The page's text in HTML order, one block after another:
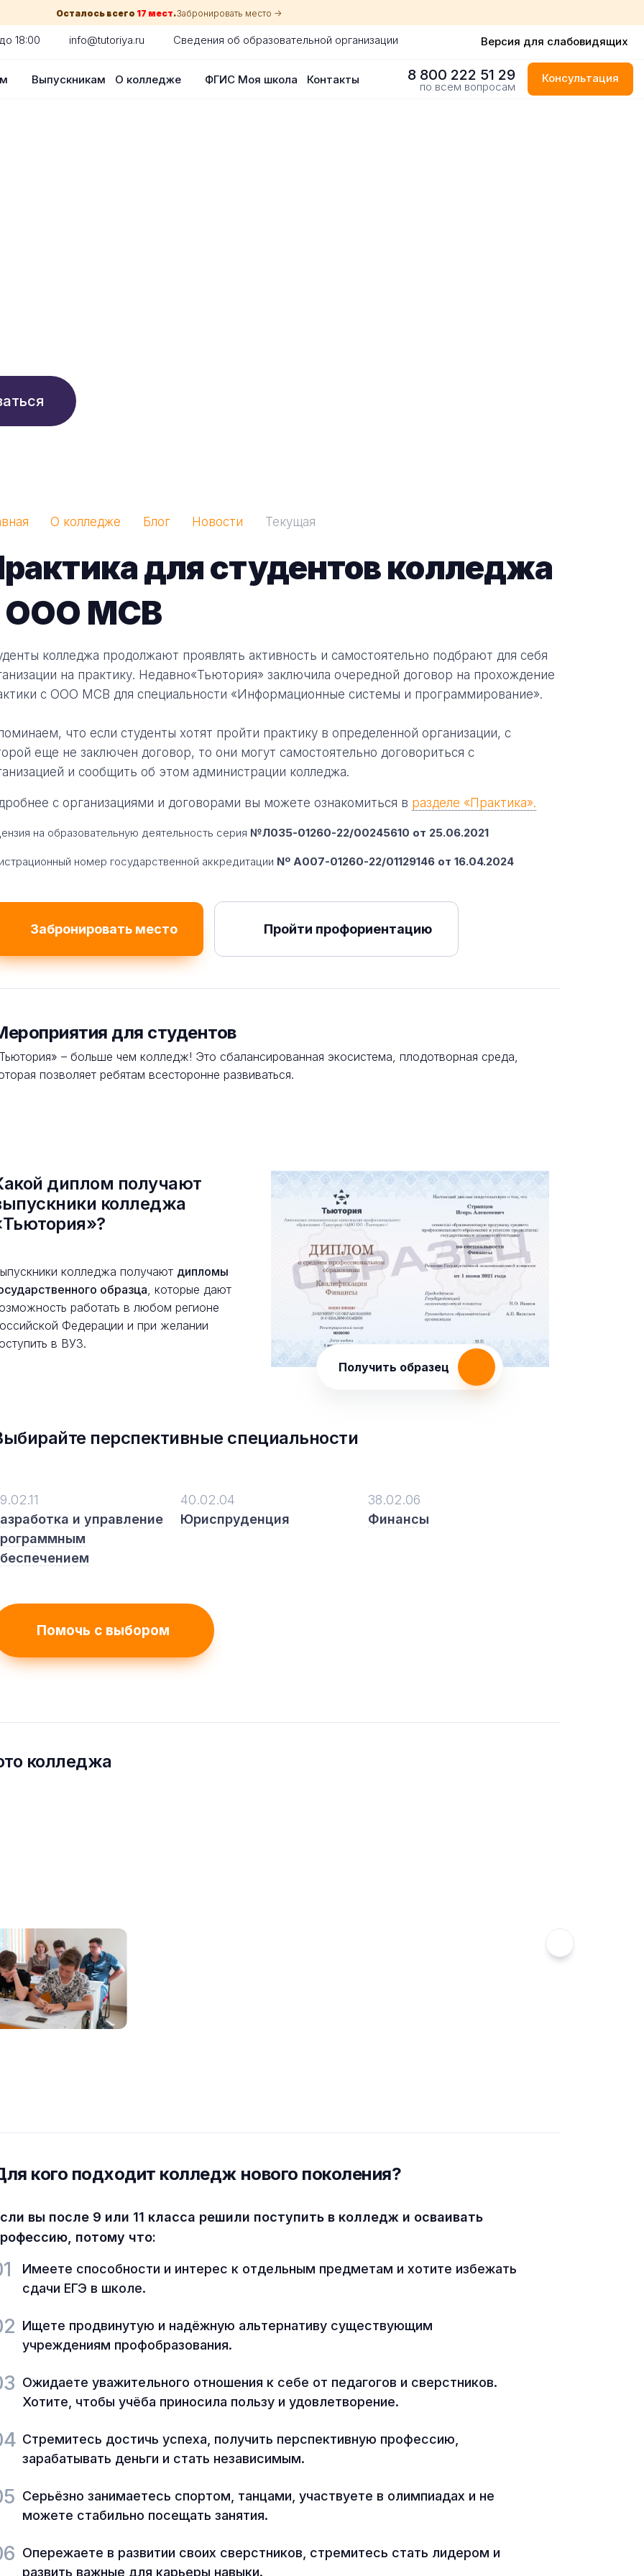
Осталось всего 17 мест.Забронировать место ->
18:00 info@tutoriya.ru Сведения об образовательной организации Версия для слабовидящих
Выпускникам О колледже ФГИС Моя школа Контакты 8 800 222 51 29
по всем вопросам
Консультация
О колледже Блог Новости Текущая
для студентов колледжа
ООО МСВ
колледжа продолжают проявлять активность и самостоятельно подбрают для себя
на практику. Недавно«Тьютория» заключила очередной договор на прохождение
с ООО МСВ для специальности «Информационные системы и программирование».
что если студенты хотят пройти практику в определенной организации, с
еще не заключен договор, то они могут самостоятельно договориться с
и сообщить об этом администрации колледжа.
с организациями и договорами вы можете ознакомиться в разделе «Практика».
на образовательную деятельность серия №Л035-01260-22/00245610 от 25.06.2021
номер государственной аккредитации Nº A007-01260-22/01129146 от 16.04.2024
Забронировать место Пройти профориентацию
для студентов
– больше чем колледж! Это сбалансированная экосистема, плодотворная среда,
позволяет ребятам всесторонне развиваться.
диплом получают
колледжа
колледжа получают дипломы
образца , которые дают
работать в любом регионе
Федерации и при желании
в ВУЗ.
Получить образец
перспективные специальности
и управление
40.02.04
Юриспруденция
38.02.06
Финансы
Помочь с выбором
колледжа
кого подходит колледж нового поколения?
вы после 9 или 11 класса решили поступить в колледж и осваивать
потому что:
Имеете способности и интерес к отдельным предметам и хотите избежать
сдачи ЕГЭ в школе.
Ищете продвинутую и надёжную альтернативу существующим
учреждениям профобразования.
Ожидаете уважительного отношения к себе от педагогов и сверстников.
Хотите, чтобы учёба приносила пользу и удовлетворение.
Стремитесь достичь успеха, получить перспективную профессию,
зарабатывать деньги и стать независимым.
Серьёзно занимаетесь спортом, танцами, участвуете в олимпиадах и не
можете стабильно посещать занятия.
Опережаете в развитии своих сверстников, стремитесь стать лидером и
развить важные для карьеры навыки.